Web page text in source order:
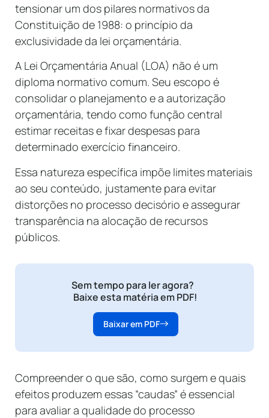
tensionar um dos pilares normativos da
Constituição de 1988: o princípio da
exclusividade da lei orçamentária.
A Lei Orçamentária Anual (LOA) não é um
diploma normativo comum. Seu escopo é
consolidar o planejamento e a autorização
orçamentária, tendo como função central
estimar receitas e fixar despesas para
determinado exercício financeiro.
Essa natureza específica impõe limites materiais
ao seu conteúdo, justamente para evitar
distorções no processo decisório e assegurar
transparência na alocação de recursos
públicos.
Sem tempo para ler agora?
Baixe esta matéria em PDF!
Baixar em PDF
Compreender o que são, como surgem e quais
efeitos produzem essas “caudas” é essencial
para avaliar a qualidade do processo